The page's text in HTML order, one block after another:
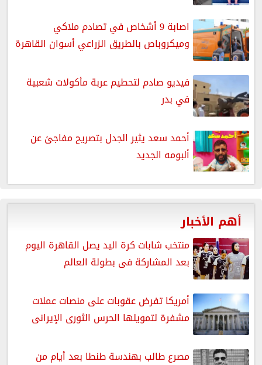
اصابة 9 أشخاص في تصادم ملاكي
وميكروباص بالطريق الزراعي أسوان القاهرة
فيديو صادم لتحطيم عربة مأكولات شعبية
في بدر
أحمد سعد يثير الجدل بتصريح مفاجئ عن
ألبومه الجديد
أهم الأخبار
منتخب شابات كرة اليد يصل القاهرة اليوم
بعد المشاركة فى بطولة العالم
أمريكا تفرض عقوبات على منصات عملات
مشفرة لتمويلها الحرس الثورى الإيرانى
مصرع طالب بهندسة طنطا بعد أيام من